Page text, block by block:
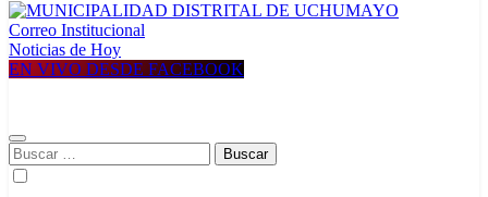
MUNICIPALIDAD DISTRITAL DE UCHUMAYO
Construyendo una nueva Historia
Correo Institucional
Noticias de Hoy
EN VIVO DESDE FACEBOOK
Buscar: